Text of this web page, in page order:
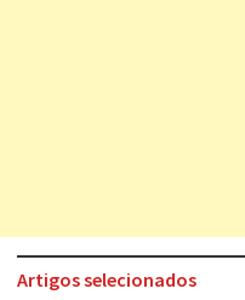
Artigos selecionados